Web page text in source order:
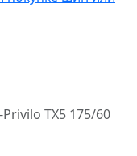
TX5 175/60